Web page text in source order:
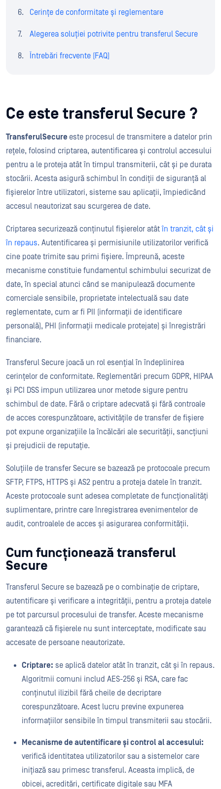
Cerințe de conformitate și reglementare
Alegerea soluției potrivite pentru transferul Secure
Întrebări frecvente (FAQ)
Ce este transferul Secure ?
TransferulSecure este procesul de transmitere a datelor prin
rețele, folosind criptarea, autentificarea și controlul accesului
pentru a le proteja atât în timpul transmiterii, cât și pe durata
stocării. Acesta asigură schimbul în condiții de siguranță al
fișierelor între utilizatori, sisteme sau aplicații, împiedicând
accesul neautorizat sau scurgerea de date.
Criptarea securizează conținutul fișierelor atâtîn tranzit, cât și
în repaus. Autentificarea și permisiunile utilizatorilor verifică
cine poate trimite sau primi fișiere. Împreună, aceste
mecanisme constituie fundamentul schimbului securizat de
date, în special atunci când se manipulează documente
comerciale sensibile, proprietate intelectuală sau date
reglementate, cum ar fi PII (informații de identificare
personală), PHI (informații medicale protejate) și înregistrări
financiare.
Transferul Secure joacă un rol esențial în îndeplinirea
cerințelor de conformitate. Reglementări precum GDPR, HIPAA
și PCI DSS impun utilizarea unor metode sigure pentru
schimbul de date. Fără o criptare adecvată și fără controale
de acces corespunzătoare, activitățile de transfer de fișiere
pot expune organizațiile la încălcări ale securității, sancțiuni
și prejudicii de reputație.
Soluțiile de transfer Secure se bazează pe protocoale precum
SFTP, FTPS, HTTPS și AS2 pentru a proteja datele în tranzit.
Aceste protocoale sunt adesea completate de funcționalități
suplimentare, printre care înregistrarea evenimentelor de
audit, controalele de acces și asigurarea conformității.
Cum funcționează transferul
Secure
Transferul Secure se bazează pe o combinație de criptare,
autentificare și verificare a integrității, pentru a proteja datele
pe tot parcursul procesului de transfer. Aceste mecanisme
garantează că fișierele nu sunt interceptate, modificate sau
accesate de persoane neautorizate.
Criptare: se aplică datelor atât în tranzit, cât și în repaus.
Algoritmii comuni includ AES-256 și RSA, care fac
conținutul ilizibil fără cheile de decriptare
corespunzătoare. Acest lucru previne expunerea
informațiilor sensibile în timpul transmiterii sau stocării.
Mecanisme de autentificare și control al accesului:
verifică identitatea utilizatorilor sau a sistemelor care
inițiază sau primesc transferul. Aceasta implică, de
obicei, acreditări, certificate digitale sau MFA